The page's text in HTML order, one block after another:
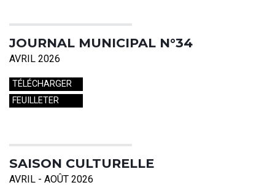
JOURNAL MUNICIPAL N°34
AVRIL 2026
TÉLÉCHARGER
FEUILLETER
SAISON CULTURELLE
AVRIL - AOÛT 2026